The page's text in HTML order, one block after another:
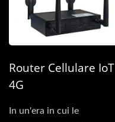
Router Cellulare IoT
4G
In un'era in cui le